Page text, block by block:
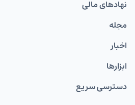
نهاد‌های مالی
مجله
اخبار
ابزارها
دسترسی سریع